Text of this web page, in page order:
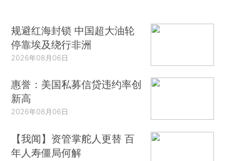
规避红海封锁 中国超大油轮
停靠埃及绕行非洲
2026年08月06日
惠誉：美国私募信贷违约率创
新高
2026年08月06日
【我闻】资管掌舵人更替 百
年人寿僵局何解